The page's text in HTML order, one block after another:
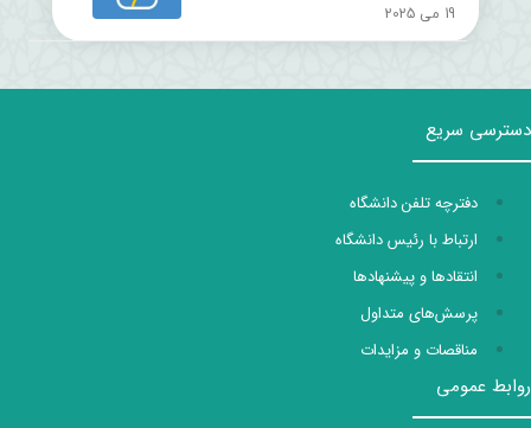
19 می 2025
دسترسی سریع
دفترچه تلفن دانشگاه
ارتباط با رئیس دانشگاه
انتقادها و پیشنهادها
پرسش‌های متداول
مناقصات و مزایدات
روابط عمومی